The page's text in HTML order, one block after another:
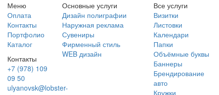
Меню
Оплата
Контакты
Портфолио
Каталог
Контакты
+7 (978) 109
09 50
ulyanovsk@lobster-
Основные услуги
Дизайн полиграфии
Наружная реклама
Сувениры
Фирменный стиль
WEB дизайн
Все услуги
Визитки
Листовки
Календари
Папки
Объёмные буквы
Баннеры
Брендирование
авто
Кружки